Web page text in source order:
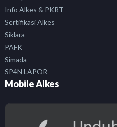
Info Alkes & PKRT
Sertifikasi Alkes
Siklara
PAFK
Simada
SP4N LAPOR
Mobile Alkes